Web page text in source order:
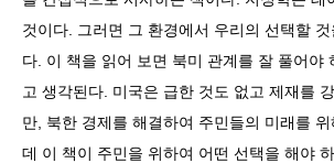
것이다. 그러면 그 환경에서 우리의 선택할
다. 이 책을 읽어 보면 북미 관계를 잘 풀어야
고 생각된다. 미국은 급한 것도 없고 제재를
만, 북한 경제를 해결하여 주민들의 미래를
데 이 책이 주민을 위하여 어떤 선택을 해야